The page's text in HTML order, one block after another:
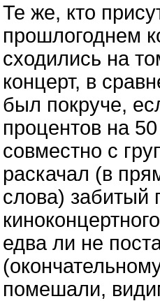
Те же, кто
прошлогоднем
сходились на
концерт, в
был покруче,
процентов на
совместно с
раскачал (в
слова) забитый
едва ли не
помешали,